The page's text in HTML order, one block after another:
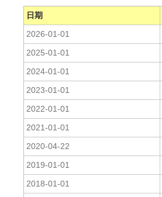
日期
2026-01-01
2025-01-01
2024-01-01
2023-01-01
2022-01-01
2021-01-01
2020-04-22
2019-01-01
2018-01-01